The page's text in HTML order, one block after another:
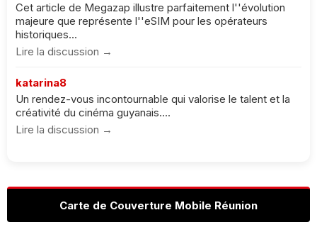
Cet article de Megazap illustre parfaitement l''évolution
majeure que représente l''eSIM pour les opérateurs
historiques...
Lire la discussion →
katarina8
Un rendez-vous incontournable qui valorise le talent et la
créativité du cinéma guyanais....
Lire la discussion →
Carte de Couverture Mobile Réunion